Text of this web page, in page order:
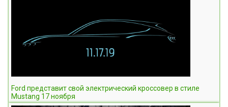
Ford представит свой электрический кроссовер в стиле
Mustang 17 ноября